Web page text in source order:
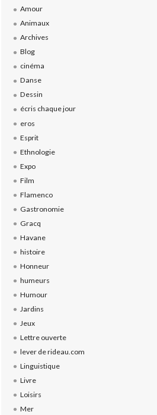
Amour
Animaux
Archives
Blog
cinéma
Danse
Dessin
écris chaque jour
eros
Esprit
Ethnologie
Expo
Film
Flamenco
Gastronomie
Gracq
Havane
histoire
Honneur
humeurs
Humour
Jardins
Jeux
Lettre ouverte
lever de rideau.com
Linguistique
Livre
Loisirs
Mer